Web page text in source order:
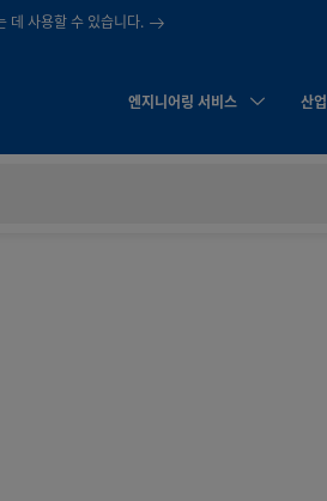
데 사용할 수 있습니다.
엔지니어링 서비스 산업